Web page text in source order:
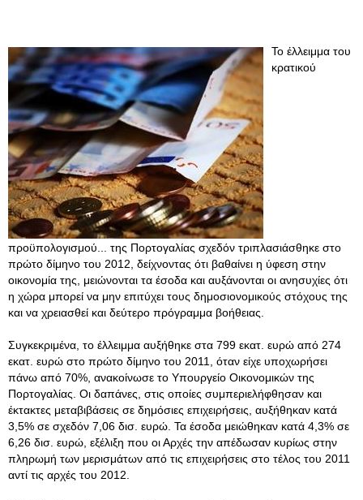
Το έλλειμμα του
κρατικού
προϋπολογισμού... της Πορτογαλίας σχεδόν τριπλασιάσθηκε στο
πρώτο δίμηνο του 2012, δείχνοντας ότι βαθαίνει η ύφεση στην
οικονομία της, μειώνονται τα έσοδα και αυξάνονται οι ανησυχίες ότι
η χώρα μπορεί να μην επιτύχει τους δημοσιονομικούς στόχους της
και να χρειασθεί και δεύτερο πρόγραμμα βοήθειας.
Συγκεκριμένα, το έλλειμμα αυξήθηκε στα 799 εκατ. ευρώ από 274
εκατ. ευρώ στο πρώτο δίμηνο του 2011, όταν είχε υποχωρήσει
πάνω από 70%, ανακοίνωσε το Υπουργείο Οικονομικών της
Πορτογαλίας. Οι δαπάνες, στις οποίες συμπεριελήφθησαν και
έκτακτες μεταβιβάσεις σε δημόσιες επιχειρήσεις, αυξήθηκαν κατά
3,5% σε σχεδόν 7,06 δισ. ευρώ. Τα έσοδα μειώθηκαν κατά 4,3% σε
6,26 δισ. ευρώ, εξέλιξη που οι Αρχές την απέδωσαν κυρίως στην
πληρωμή των μερισμάτων από τις επιχειρήσεις στο τέλος του 2011
αντί τις αρχές του 2012.